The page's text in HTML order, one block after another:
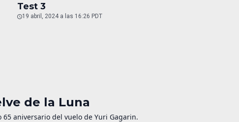
Test 3
19 abril, 2024 a las 16:26 PDT
de la Luna
aniversario del vuelo de Yuri Gagarin.